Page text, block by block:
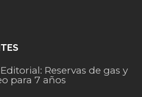
Reservas de gas y
para 7 años